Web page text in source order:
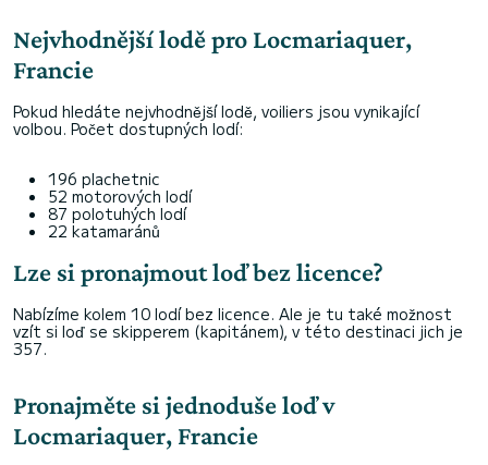
Nejvhodnější lodě pro Locmariaquer,
Francie
Pokud hledáte nejvhodnější lodě, voiliers jsou vynikající
volbou. Počet dostupných lodí:
196 plachetnic
52 motorových lodí
87 polotuhých lodí
22 katamaránů
Lze si pronajmout loď bez licence?
Nabízíme kolem 10 lodí bez licence. Ale je tu také možnost
vzít si loď se skipperem (kapitánem), v této destinaci jich je
357.
Pronajměte si jednoduše loď v
Locmariaquer, Francie